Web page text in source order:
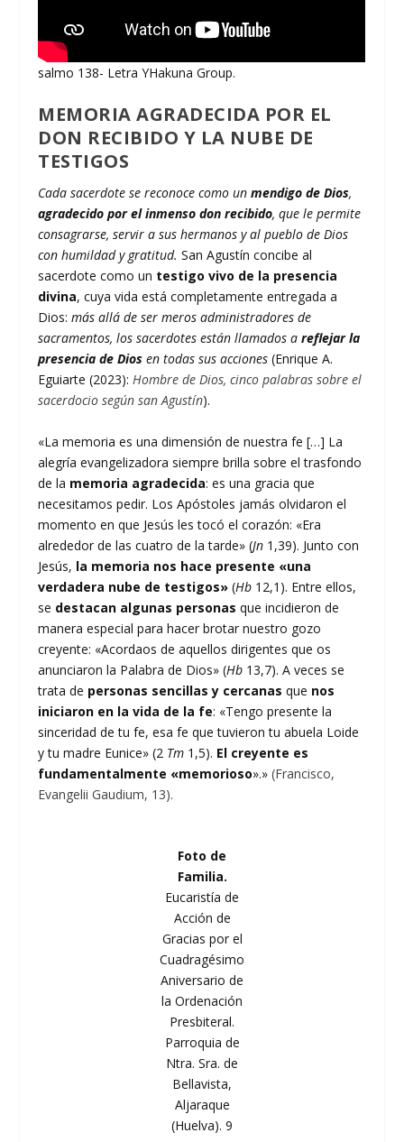
salmo 138- Letra YHakuna Group.
MEMORIA AGRADECIDA POR EL
DON RECIBIDO Y LA NUBE DE
TESTIGOS
Cada sacerdote se reconoce como unmendigo de Dios,
agradecido por el inmenso don recibido, que le permite
consagrarse, servir a sus hermanos y al pueblo de Dios
con humildad y gratitud. San Agustín concibe al
sacerdote como un testigo vivo de la presencia
divina, cuya vida está completamente entregada a
Dios:más allá de ser meros administradores de
sacramentos, los sacerdotes están llamados areflejar la
presencia de Dios en todas sus acciones (Enrique A.
Eguiarte (2023):Hombre de Dios, cinco palabras sobre el
sacerdocio según san Agustín).
«La memoria es una dimensión de nuestra fe […] La
alegría evangelizadora siempre brilla sobre el trasfondo
de la memoria agradecida: es una gracia que
necesitamos pedir. Los Apóstoles jamás olvidaron el
momento en que Jesús les tocó el corazón: «Era
alrededor de las cuatro de la tarde» (Jn 1,39). Junto con
Jesús, la memoria nos hace presente «una
verdadera nube de testigos» (Hb 12,1). Entre ellos,
se destacan algunas personas que incidieron de
manera especial para hacer brotar nuestro gozo
creyente: «Acordaos de aquellos dirigentes que os
anunciaron la Palabra de Dios» (Hb 13,7). A veces se
trata de personas sencillas y cercanas que nos
iniciaron en la vida de la fe: «Tengo presente la
sinceridad de tu fe, esa fe que tuvieron tu abuela Loide
y tu madre Eunice» (2 Tm 1,5). El creyente es
fundamentalmente «memorioso».»(Francisco,
Evangelii Gaudium, 13).
Foto de
Familia.
Eucaristía de
Acción de
Gracias por el
Cuadragésimo
Aniversario de
la Ordenación
Presbiteral.
Parroquia de
Ntra. Sra. de
Bellavista,
Aljaraque
(Huelva). 9